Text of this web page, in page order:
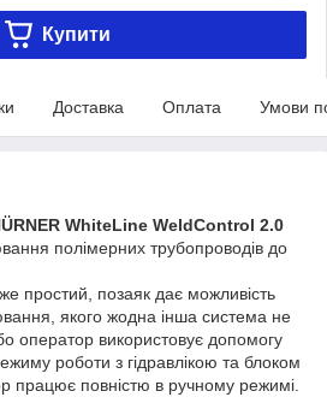
Купити
Доставка Оплата Умови
WhiteLine WeldControl 2.0
полімерних трубопроводів до
простий, позаяк дає можливість
якого жодна інша система не
оператор використовує допомогу
роботи з гідравлікою та блоком
працює повністю в ручному режимі.